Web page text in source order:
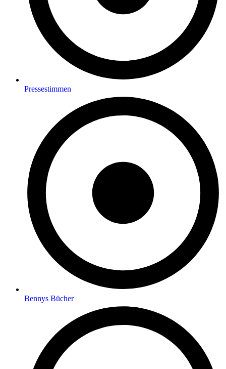
Pressestimmen
Bennys Bücher